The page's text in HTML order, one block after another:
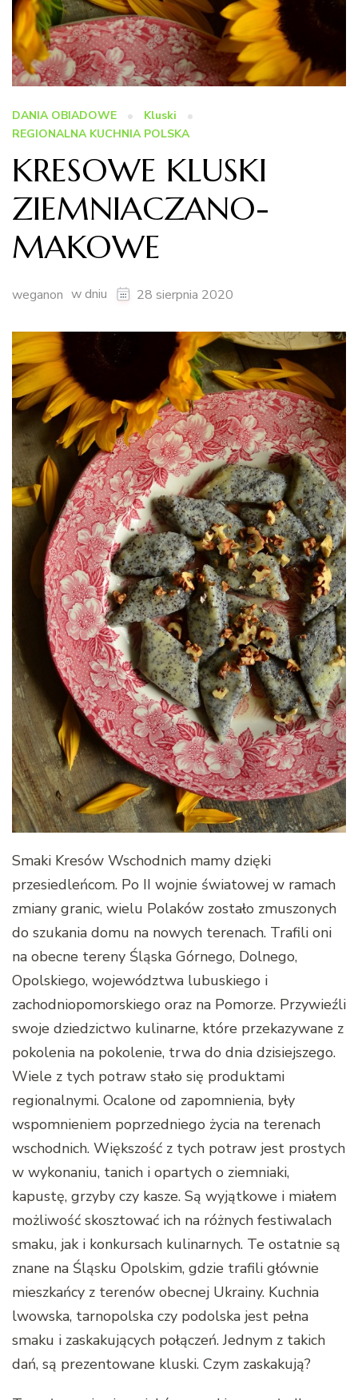
DANIA OBIADOWE
Kluski
REGIONALNA KUCHNIA POLSKA
KRESOWE KLUSKI
ZIEMNIACZANO-
MAKOWE
weganon w dniu 28 sierpnia 2020
Smaki Kresów Wschodnich mamy dzięki
przesiedleńcom. Po II wojnie światowej w ramach
zmiany granic, wielu Polaków zostało zmuszonych
do szukania domu na nowych terenach. Trafili oni
na obecne tereny Śląska Górnego, Dolnego,
Opolskiego, województwa lubuskiego i
zachodniopomorskiego oraz na Pomorze. Przywieźli
swoje dziedzictwo kulinarne, które przekazywane z
pokolenia na pokolenie, trwa do dnia dzisiejszego.
Wiele z tych potraw stało się produktami
regionalnymi. Ocalone od zapomnienia, były
wspomnieniem poprzedniego życia na terenach
wschodnich. Większość z tych potraw jest prostych
w wykonaniu, tanich i opartych o ziemniaki,
kapustę, grzyby czy kasze. Są wyjątkowe i miałem
możliwość skosztować ich na różnych festiwalach
smaku, jak i konkursach kulinarnych. Te ostatnie są
znane na Śląsku Opolskim, gdzie trafili głównie
mieszkańcy z terenów obecnej Ukrainy. Kuchnia
lwowska, tarnopolska czy podolska jest pełna
smaku i zaskakujących połączeń. Jednym z takich
dań, są prezentowane kluski. Czym zaskakują?